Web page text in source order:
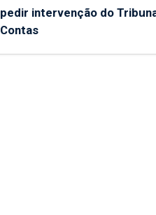
pedir intervenção do
Contas